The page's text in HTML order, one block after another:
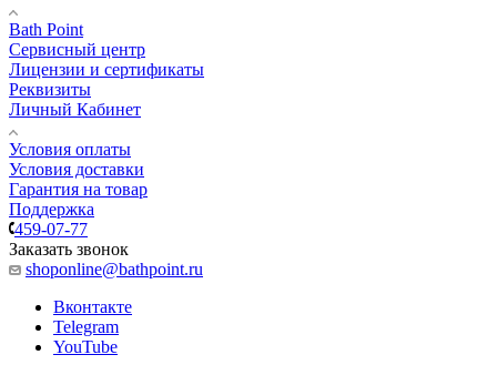
Bath Point
Сервисный центр
Лицензии и сертификаты
Реквизиты
Личный Кабинет
Условия оплаты
Условия доставки
Гарантия на товар
Поддержка
459-07-77
Заказать звонок
shoponline@bathpoint.ru
Вконтакте
Telegram
YouTube